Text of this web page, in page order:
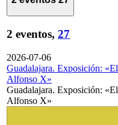
2 eventos, 27
2026-07-06
Guadalajara. Exposición:
Alfonso X»
Guadalajara. Exposición:
Alfonso X»